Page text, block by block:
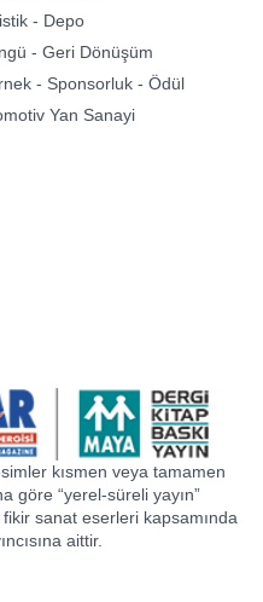
- Depo
- Geri Dönüşüm
- Sponsorluk - Ödül
Yan Sanayi
kısmen veya tamamen
göre “yerel-süreli yayın”
fikir sanat eserleri kapsamında
aittir.